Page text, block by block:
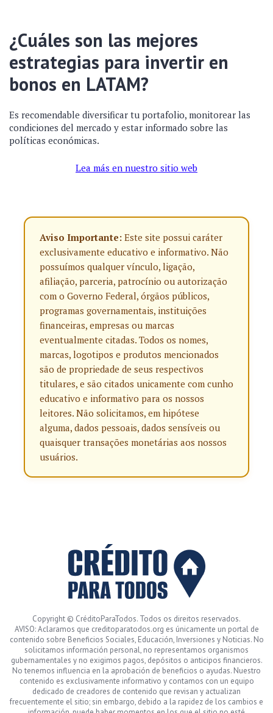
¿Cuáles son las mejores
estrategias para invertir en
bonos en LATAM?
Es recomendable diversificar tu portafolio, monitorear las
condiciones del mercado y estar informado sobre las
políticas económicas.
Lea más en nuestro sitio web
Aviso Importante: Este site possui caráter
exclusivamente educativo e informativo. Não
possuímos qualquer vínculo, ligação,
afiliação, parceria, patrocínio ou autorização
com o Governo Federal, órgãos públicos,
programas governamentais, instituições
financeiras, empresas ou marcas
eventualmente citadas. Todos os nomes,
marcas, logotipos e produtos mencionados
são de propriedade de seus respectivos
titulares, e são citados unicamente com cunho
educativo e informativo para os nossos
leitores. Não solicitamos, em hipótese
alguma, dados pessoais, dados sensíveis ou
quaisquer transações monetárias aos nossos
usuários.
Copyright © CréditoParaTodos. Todos os direitos reservados.
AVISO: Aclaramos que creditoparatodos.org es únicamente un portal de
contenido sobre Beneficios Sociales, Educación, Inversiones y Noticias. No
solicitamos información personal, no representamos organismos
gubernamentales y no exigimos pagos, depósitos o anticipos financieros.
No tenemos influencia en la aprobación de beneficios o ayudas. Nuestro
contenido es exclusivamente informativo y contamos con un equipo
dedicado de creadores de contenido que revisan y actualizan
frecuentemente el sitio; sin embargo, debido a la rapidez de los cambios e